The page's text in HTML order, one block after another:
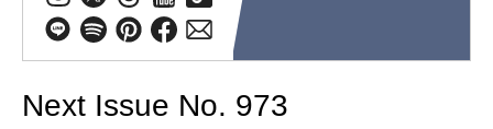
Next Issue No. 973